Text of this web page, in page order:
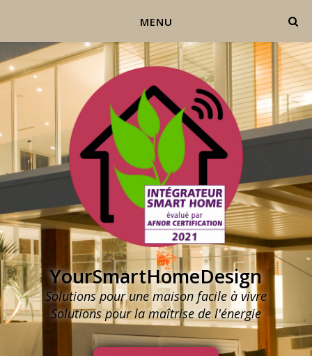
MENU
YourSmartHomeDesign
Solutions pour une maison facile à vivre
Solutions pour la maîtrise de l'énergie